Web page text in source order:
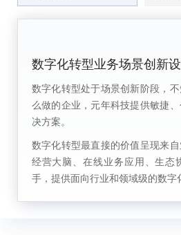
数字化转型业务场景创新
数字化转型处于场景创新阶段，
么做的企业，元年科技提供敏捷
决方案。
数字化转型最直接的价值呈现来
经营大脑、在线业务应用、生态
手，提供面向行业和领域级的数字